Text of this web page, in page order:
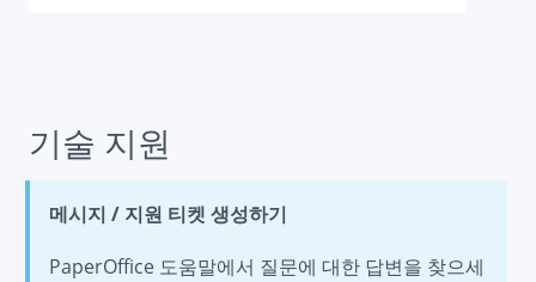
기술 지원
메시지 / 지원 티켓 생성하기
PaperOffice 도움말에서 질문에 대한 답변을 찾으세